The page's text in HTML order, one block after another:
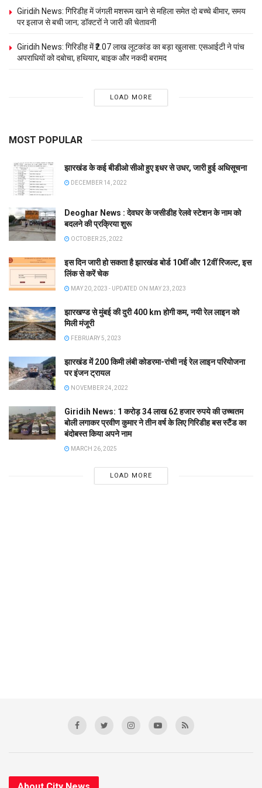
Giridih News: गिरिडीह में जंगली मशरूम खाने से महिला समेत दो बच्चे बीमार, समय
पर इलाज से बची जान; डॉक्टरों ने जारी की चेतावनी
Giridih News: गिरिडीह में ₹2.07 लाख लूटकांड का बड़ा खुलासा: एसआईटी ने पांच
अपराधियों को दबोचा, हथियार, बाइक और नकदी बरामद
LOAD MORE
MOST POPULAR
झारखंड के कई बीडीओ सीओ हुए इधर से उधर, जारी हुई अधिसूचना
DECEMBER 14, 2022
Deoghar News : देवघर के जसीडीह रेलवे स्टेशन के नाम को
बदलने की प्रक्रिया शुरू
OCTOBER 25, 2022
इस दिन जारी हो सकता है झारखंड बोर्ड 10वीं और 12वीं रिजल्ट, इस
लिंक से करें चेक
MAY 20, 2023 - UPDATED ON MAY 23, 2023
झारखण्ड से मुंबई की दुरी 400 km होगी कम, नयी रेल लाइन को
मिली मंजूरी
FEBRUARY 5, 2023
झारखंड में 200 किमी लंबी कोडरमा-रांची नई रेल लाइन परियोजना
पर इंजन ट्रायल
NOVEMBER 24, 2022
Giridih News: 1 करोड़ 34 लाख 62 हजार रुपये की उच्चतम
बोली लगाकर प्रवीण कुमार ने तीन वर्ष के लिए गिरिडीह बस स्टैंड का
बंदोबस्त किया अपने नाम
MARCH 26, 2025
LOAD MORE